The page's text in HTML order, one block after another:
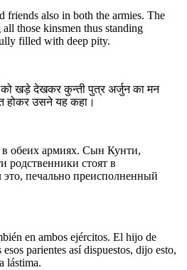
friends also in both the armies. The
those kinsmen thus standing
filled with deep pity.
को खड़े देखकर कुन्ती पुत्र अर्जुन का मन
होकर उसने यह कहा।
в обеих армиях. Сын Кунти,
родственники стоят в
это, печально преисполненный
en ambos ejércitos. El hijo de
parientes así dispuestos, dijo esto,
lástima.